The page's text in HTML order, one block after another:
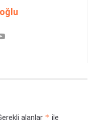
alanlar * ile